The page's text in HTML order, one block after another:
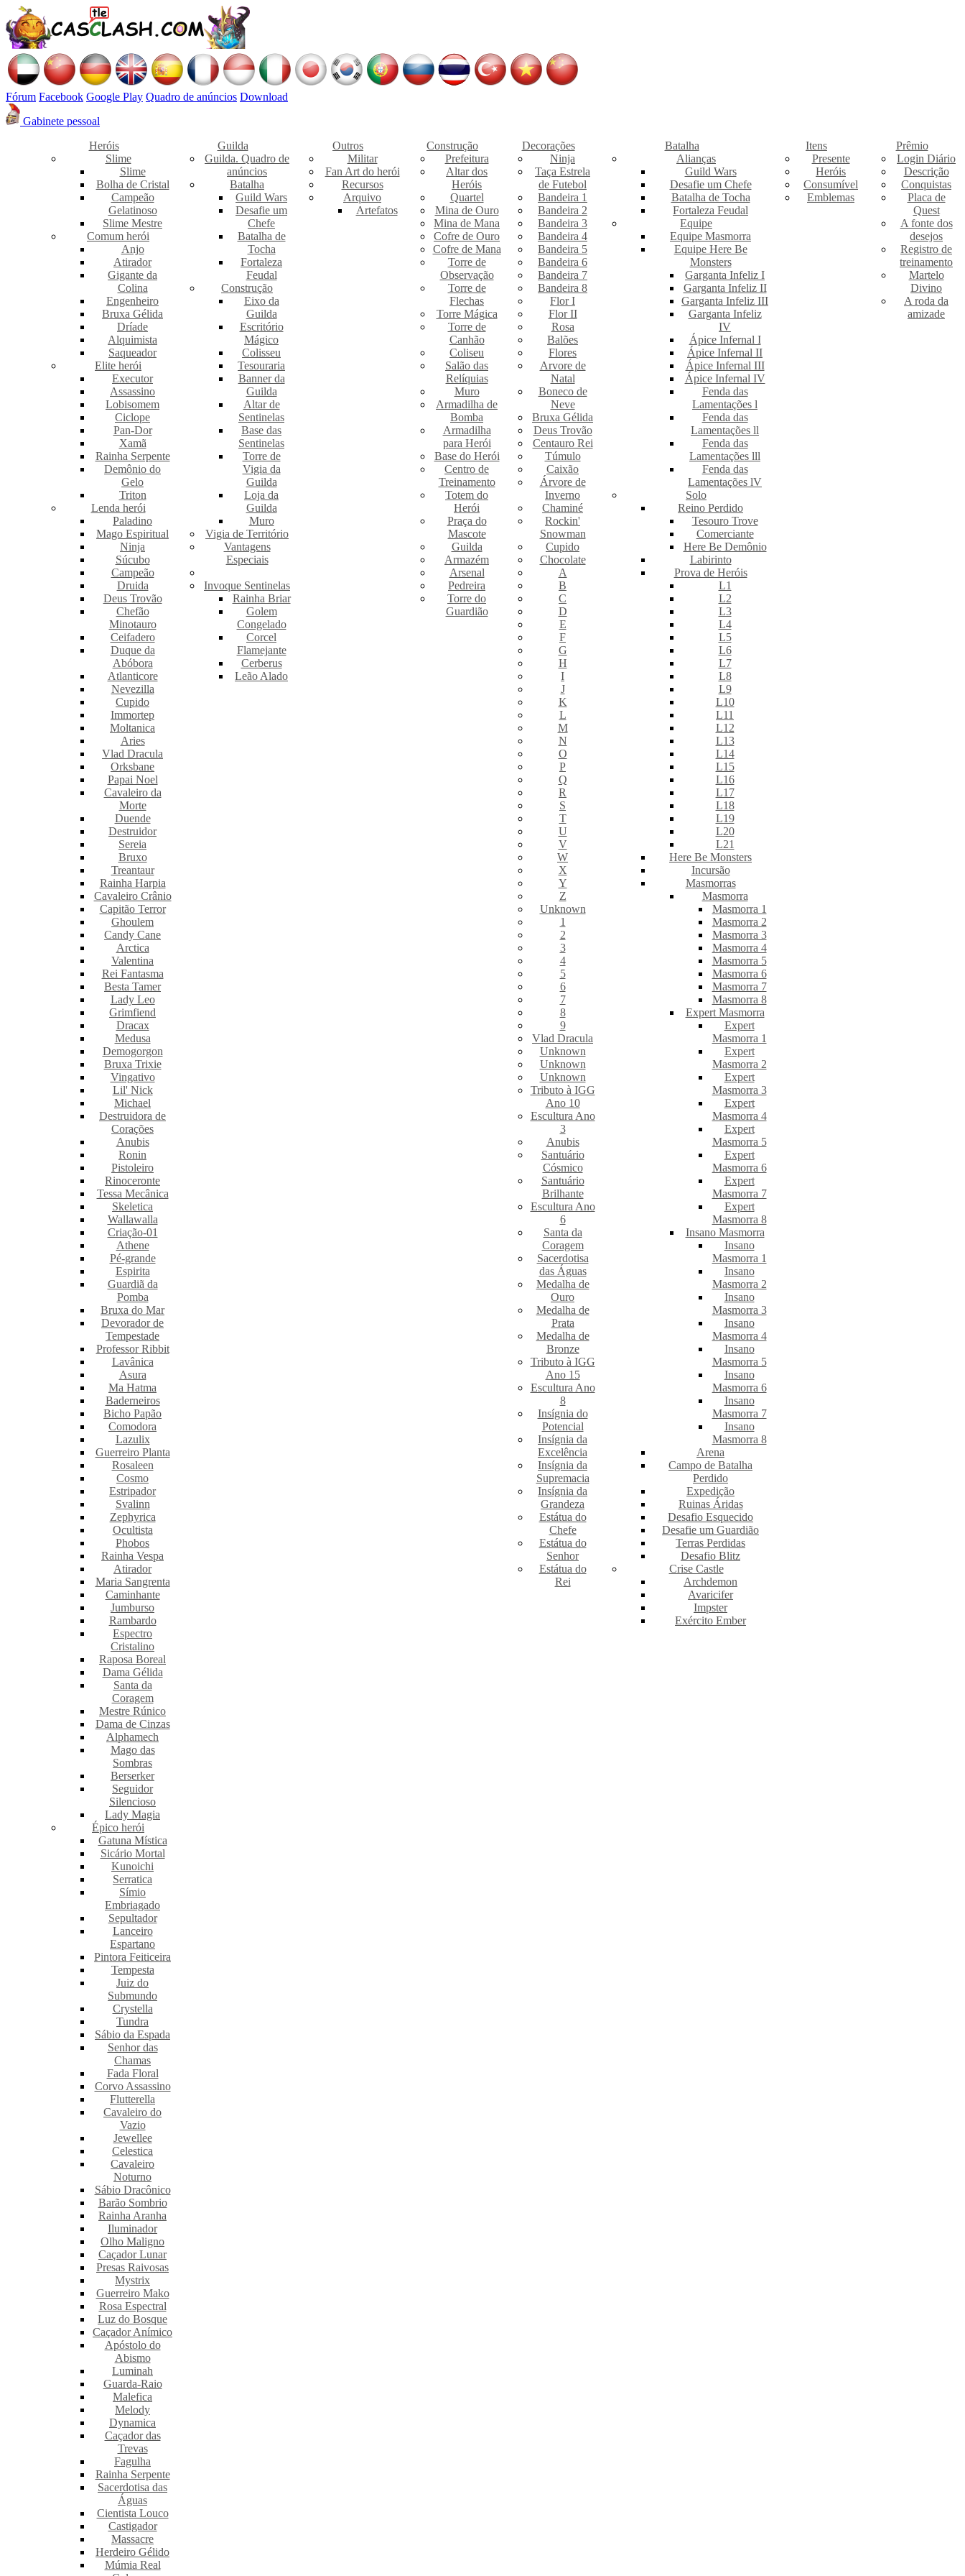
Fórum Facebook Google Play Quadro de anúncios Download
Gabinete pessoal
Heróis
Slime
Slime
Bolha de Cristal
Campeão
Gelatinoso
Slime Mestre
Comum herói
Anjo
Atirador
Gigante da
Colina
Engenheiro
Bruxa Gélida
Dríade
Alquimista
Saqueador
Elite herói
Executor
Assassino
Lobisomem
Ciclope
Pan-Dor
Xamã
Rainha Serpente
Demônio do
Gelo
Triton
Lenda herói
Paladino
Mago Espiritual
Ninja
Súcubo
Campeão
Druida
Deus Trovão
Chefão
Minotauro
Ceifadero
Duque da
Abóbora
Atlanticore
Nevezilla
Cupido
Immortep
Moltanica
Aries
Vlad Dracula
Orksbane
Papai Noel
Cavaleiro da
Morte
Duende
Destruidor
Sereia
Bruxo
Treantaur
Rainha Harpia
Cavaleiro Crânio
Capitão Terror
Ghoulem
Candy Cane
Arctica
Valentina
Rei Fantasma
Besta Tamer
Lady Leo
Grimfiend
Dracax
Medusa
Demogorgon
Bruxa Trixie
Vingativo
Lil' Nick
Michael
Destruidora de
Corações
Anubis
Ronin
Pistoleiro
Rinoceronte
Tessa Mecânica
Skeletica
Wallawalla
Criação-01
Athene
Pé-grande
Espirita
Guardiã da
Pomba
Bruxa do Mar
Devorador de
Tempestade
Professor Ribbit
Lavânica
Asura
Ma Hatma
Baderneiros
Bicho Papão
Comodora
Lazulix
Guerreiro Planta
Rosaleen
Cosmo
Estripador
Svalinn
Zephyrica
Ocultista
Phobos
Rainha Vespa
Atirador
Maria Sangrenta
Caminhante
Jumburso
Rambardo
Espectro
Cristalino
Raposa Boreal
Dama Gélida
Santa da
Coragem
Mestre Rúnico
Dama de Cinzas
Alphamech
Mago das
Sombras
Berserker
Seguidor
Silencioso
Lady Magia
Épico herói
Gatuna Mística
Sicário Mortal
Kunoichi
Serratica
Símio
Embriagado
Sepultador
Lanceiro
Espartano
Pintora Feiticeira
Tempesta
Juiz do
Submundo
Crystella
Tundra
Sábio da Espada
Senhor das
Chamas
Fada Floral
Corvo Assassino
Flutterella
Cavaleiro do
Vazio
Jewellee
Celestica
Cavaleiro
Noturno
Sábio Dracônico
Barão Sombrio
Rainha Aranha
Iluminador
Olho Maligno
Caçador Lunar
Presas Raivosas
Mystrix
Guerreiro Mako
Rosa Espectral
Luz do Bosque
Caçador Anímico
Apóstolo do
Abismo
Luminah
Guarda-Raio
Malefica
Melody
Dynamica
Caçador das
Trevas
Fagulha
Rainha Serpente
Sacerdotisa das
Águas
Cientista Louco
Castigador
Massacre
Herdeiro Gélido
Múmia Real
Guilda
Guilda. Quadro de
anúncios
Batalha
Guild Wars
Desafie um
Chefe
Batalha de
Tocha
Fortaleza
Feudal
Construção
Eixo da
Guilda
Escritório
Mágico
Colisseu
Tesouraria
Banner da
Guilda
Altar de
Sentinelas
Base das
Sentinelas
Torre de
Vigia da
Guilda
Loja da
Guilda
Muro
Vigia de Território
Vantagens
Especiais
Invoque Sentinelas
Rainha Briar
Golem
Congelado
Corcel
Flamejante
Cerberus
Leão Alado
Outros
Militar
Fan Art do herói
Recursos
Arquivo
Artefatos
Construção
Prefeitura
Altar dos
Heróis
Quartel
Mina de Ouro
Mina de Mana
Cofre de Ouro
Cofre de Mana
Torre de
Observação
Torre de
Flechas
Torre Mágica
Torre de
Canhão
Coliseu
Salão das
Relíquias
Muro
Armadilha de
Bomba
Armadilha
para Herói
Base do Herói
Centro de
Treinamento
Totem do
Herói
Praça do
Mascote
Guilda
Armazém
Arsenal
Pedreira
Torre do
Guardião
Decorações
Ninja
Taça Estrela
de Futebol
Bandeira 1
Bandeira 2
Bandeira 3
Bandeira 4
Bandeira 5
Bandeira 6
Bandeira 7
Bandeira 8
Flor I
Flor II
Rosa
Balões
Flores
Arvore de
Natal
Boneco de
Neve
Bruxa Gélida
Deus Trovão
Centauro Rei
Túmulo
Caixão
Árvore de
Inverno
Chaminé
Rockin'
Snowman
Cupido
Chocolate
A
B
C
D
E
F
G
H
I
J
K
L
M
N
O
P
Q
R
S
T
U
V
W
X
Y
Z
Unknown
1
2
3
4
5
6
7
8
9
Vlad Dracula
Unknown
Unknown
Unknown
Tributo à IGG
Ano 10
Escultura Ano
3
Anubis
Santuário
Cósmico
Santuário
Brilhante
Escultura Ano
6
Santa da
Coragem
Sacerdotisa
das Águas
Medalha de
Ouro
Medalha de
Prata
Medalha de
Bronze
Tributo à IGG
Ano 15
Escultura Ano
8
Insígnia do
Potencial
Insígnia da
Excelência
Insígnia da
Supremacia
Insígnia da
Grandeza
Estátua do
Chefe
Estátua do
Senhor
Estátua do
Rei
Batalha
Alianças
Guild Wars
Desafie um Chefe
Batalha de Tocha
Fortaleza Feudal
Equipe
Equipe Masmorra
Equipe Here Be
Monsters
Garganta Infeliz I
Garganta Infeliz II
Garganta Infeliz III
Garganta Infeliz
IV
Ápice Infernal I
Ápice Infernal II
Ápice Infernal III
Ápice Infernal IV
Fenda das
Lamentações l
Fenda das
Lamentações ll
Fenda das
Lamentações lll
Fenda das
Lamentações lV
Solo
Reino Perdido
Tesouro Trove
Comerciante
Here Be Demônio
Labirinto
Prova de Heróis
L1
L2
L3
L4
L5
L6
L7
L8
L9
L10
L11
L12
L13
L14
L15
L16
L17
L18
L19
L20
L21
Here Be Monsters
Incursão
Masmorras
Masmorra
Masmorra 1
Masmorra 2
Masmorra 3
Masmorra 4
Masmorra 5
Masmorra 6
Masmorra 7
Masmorra 8
Expert Masmorra
Expert
Masmorra 1
Expert
Masmorra 2
Expert
Masmorra 3
Expert
Masmorra 4
Expert
Masmorra 5
Expert
Masmorra 6
Expert
Masmorra 7
Expert
Masmorra 8
Insano Masmorra
Insano
Masmorra 1
Insano
Masmorra 2
Insano
Masmorra 3
Insano
Masmorra 4
Insano
Masmorra 5
Insano
Masmorra 6
Insano
Masmorra 7
Insano
Masmorra 8
Arena
Campo de Batalha
Perdido
Expedição
Ruinas Áridas
Desafio Esquecido
Desafie um Guardião
Terras Perdidas
Desafio Blitz
Crise Castle
Archdemon
Avaricifer
Impster
Exército Ember
Itens
Presente
Heróis
Consumível
Emblemas
Prêmio
Login Diário
Descrição
Conquistas
Placa de
Quest
A fonte dos
desejos
Registro de
treinamento
Martelo
Divino
A roda da
amizade